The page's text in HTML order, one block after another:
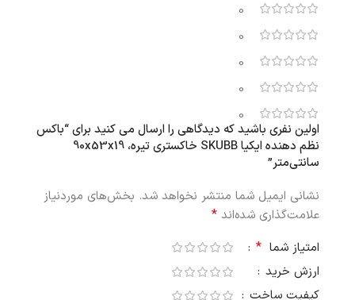
0
0
0
0
0
اولین نفری باشید که دیدگاهی را ارسال می کنید برای “باکس
نظم‌ دهنده ایکیا SKUBB خاکستری تیره، 90x53x19
سانتی‌متر”
نشانی ایمیل شما منتشر نخواهد شد. بخش‌های موردنیاز
علامت‌گذاری شده‌اند *
امتیاز شما *
ارزش خرید
کیفیت ساخت